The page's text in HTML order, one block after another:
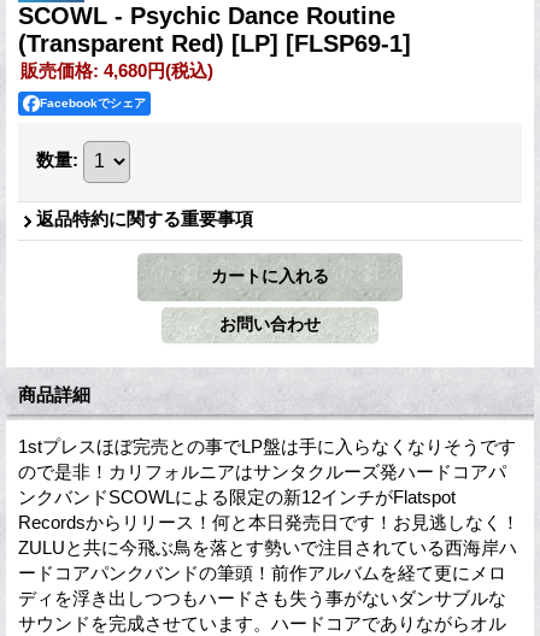
SCOWL - Psychic Dance Routine
(Transparent Red) [LP] [FLSP69-1]
販売価格: 4,680円(税込)
Facebookでシェア
数量:
返品特約に関する重要事項
商品詳細
1stプレスほぼ完売との事でLP盤は手に入らなくなりそうです
ので是非！カリフォルニアはサンタクルーズ発ハードコアパ
ンクバンドSCOWLによる限定の新12インチがFlatspot
Recordsからリリース！何と本日発売日です！お見逃しなく！
ZULUと共に今飛ぶ鳥を落とす勢いで注目されている西海岸ハ
ードコアパンクバンドの筆頭！前作アルバムを経て更にメロ
ディを浮き出しつつもハードさも失う事がないダンサブルな
サウンドを完成させています。ハードコアでありながらオル